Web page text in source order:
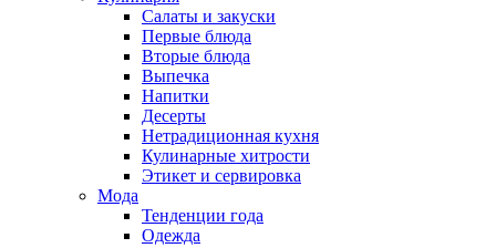
Салаты и закуски
Первые блюда
Вторые блюда
Выпечка
Напитки
Десерты
Нетрадиционная кухня
Кулинарные хитрости
Этикет и сервировка
Мода
Тенденции года
Одежда